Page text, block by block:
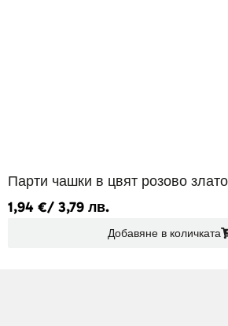
Парти чашки в цвят розово злато
1,94 €/ 3,79 лв.
Добавяне в количката